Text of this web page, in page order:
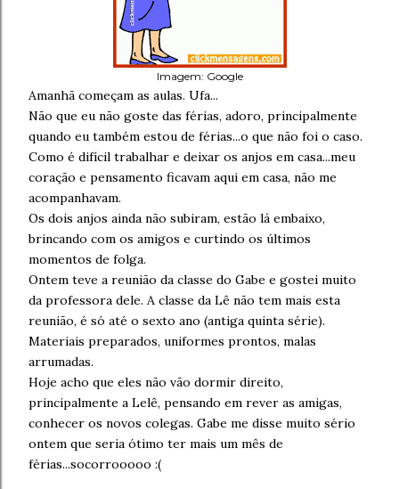
Imagem: Google
Amanhã começam as aulas. Ufa...
Não que eu não goste das férias, adoro, principalmente
quando eu também estou de férias...o que não foi o caso.
Como é difícil trabalhar e deixar os anjos em casa...meu
coração e pensamento ficavam aqui em casa, não me
acompanhavam.
Os dois anjos ainda não subiram, estão lá embaixo,
brincando com os amigos e curtindo os últimos
momentos de folga.
Ontem teve a reunião da classe do Gabe e gostei muito
da professora dele. A classe da Lê não tem mais esta
reunião, é só até o sexto ano (antiga quinta série).
Materiais preparados, uniformes prontos, malas
arrumadas.
Hoje acho que eles não vão dormir direito,
principalmente a Lelê, pensando em rever as amigas,
conhecer os novos colegas. Gabe me disse muito sério
ontem que seria ótimo ter mais um mês de
férias...socorrooooo :(